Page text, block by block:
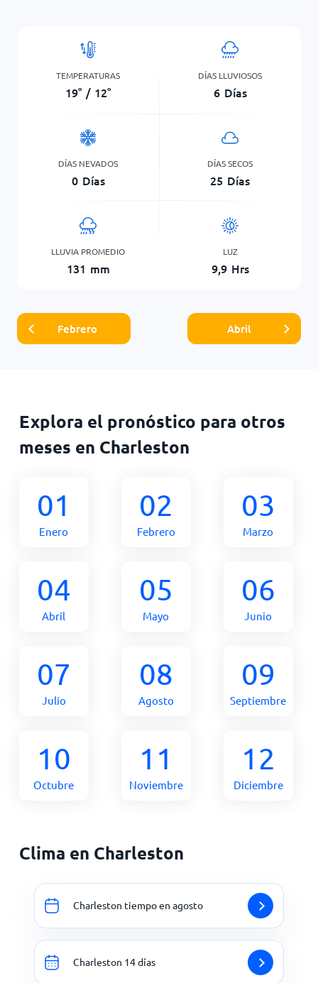
TEMPERATURAS
19° / 12°
DÍAS LLUVIOSOS
6 Días
DÍAS NEVADOS
0 Días
DÍAS SECOS
25 Días
LLUVIA PROMEDIO
131 mm
LUZ
9,9 Hrs
Febrero Abril
Explora el pronóstico para otros
meses en Charleston
01
Enero
02
Febrero
03
Marzo
04
Abril
05
Mayo
06
Junio
07
Julio
08
Agosto
09
Septiembre
10
Octubre
11
Noviembre
12
Diciembre
Clima en Charleston
Charleston tiempo en agosto
Charleston 14 días